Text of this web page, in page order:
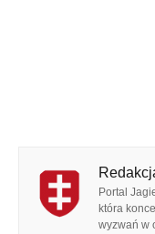
Portal
która
wyzwań w